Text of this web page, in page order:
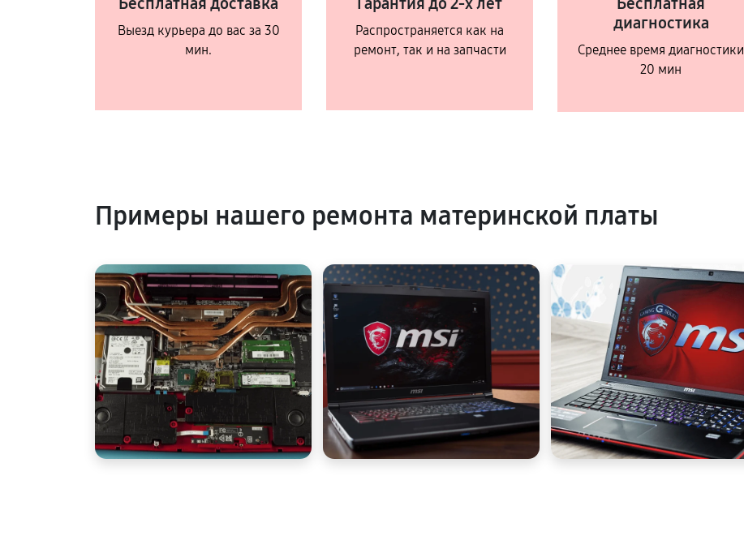
Выезд курьера до вас за 30
мин.
Распространяется как на
ремонт, так и на запчасти
диагностика
Среднее время диагностики
20 мин
Примеры нашего ремонта материнской платы